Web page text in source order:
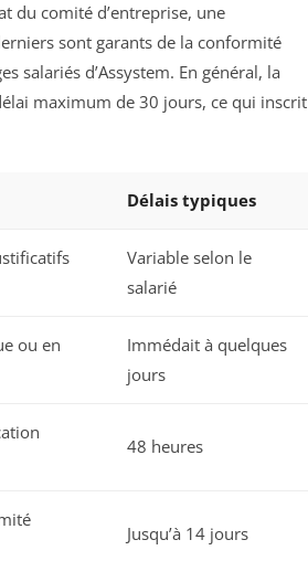
du comité d’entreprise, une
sont garants de la conformité
salariés d’Assystem. En général, la
maximum de 30 jours, ce qui inscrit
Délais typiques
Variable selon le
salarié
ou en
Immédait à quelques
jours
48 heures
Jusqu’à 14 jours